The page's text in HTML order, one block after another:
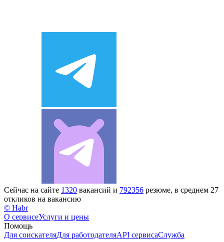
Сейчас на сайте 1320 вакансий и 792356 резюме, в среднем 27
откликов на вакансию
© Habr
О сервисеУслуги и цены
Помощь
Для соискателяДля работодателяAPI сервисаСлужба